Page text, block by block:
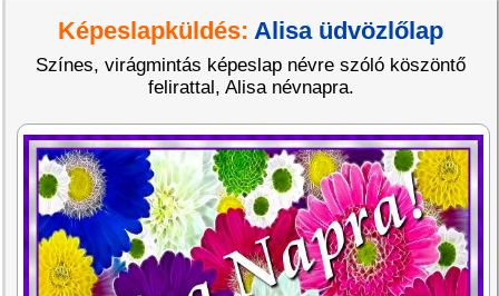
Képeslapküldés: Alisa üdvözlőlap
Színes, virágmintás képeslap névre szóló köszöntő
felirattal, Alisa névnapra.